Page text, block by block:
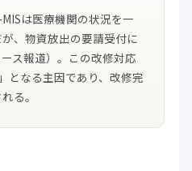
は医療機関の状況を一
、物資放出の要請受付に
ース報道）。この改修対応
となる主因であり、改修完
る。